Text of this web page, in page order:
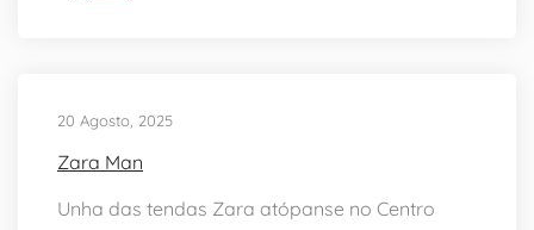
20 Agosto, 2025
Zara Man
Unha das tendas Zara atópanse no Centro